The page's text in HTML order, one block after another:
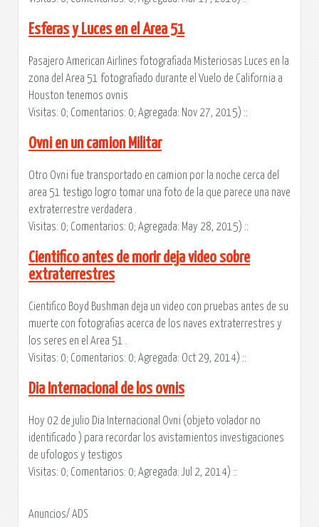
Esferas y Luces en el Area 51
Pasajero American Airlines fotografiada Misteriosas Luces en la
zona del Area 51 fotografiado durante el Vuelo de California a
Houston tenemos ovnis
Visitas: 0; Comentarios: 0; Agregada: Nov 27, 2015) ::
Ovni en un camion Militar
Otro Ovni fue transportado en camion por la noche cerca del
area 51 testigo logro tomar una foto de la que parece una nave
extraterrestre verdadera .
Visitas: 0; Comentarios: 0; Agregada: May 28, 2015) ::
Cientifico antes de morir deja video sobre
extraterrestres
Cientifico Boyd Bushman deja un video con pruebas antes de su
muerte con fotografias acerca de los naves extraterrestres y
los seres en el Area 51 .
Visitas: 0; Comentarios: 0; Agregada: Oct 29, 2014) ::
Dia Internacional de los ovnis
Hoy 02 de julio Dia Internacional Ovni (objeto volador no
identificado ) para recordar los avistamientos investigaciones
de ufologos y testigos
Visitas: 0; Comentarios: 0; Agregada: Jul 2, 2014) ::
Anuncios/ ADS